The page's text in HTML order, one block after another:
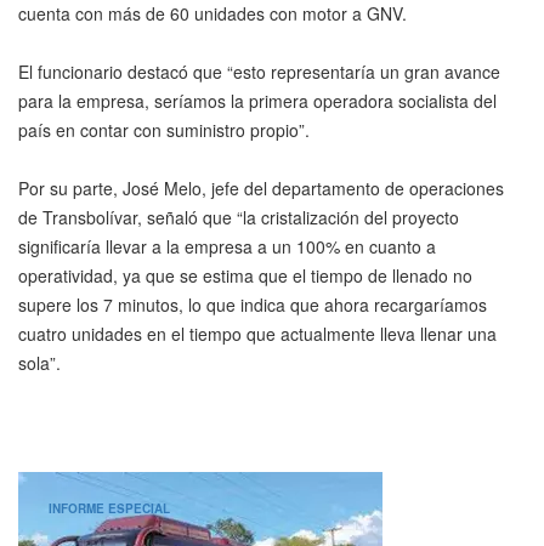
cuenta con más de 60 unidades con motor a GNV.
El funcionario destacó que “esto representaría un gran avance
para la empresa, seríamos la primera operadora socialista del
país en contar con suministro propio”.
Por su parte, José Melo, jefe del departamento de operaciones
de Transbolívar, señaló que “la cristalización del proyecto
significaría llevar a la empresa a un 100% en cuanto a
operatividad, ya que se estima que el tiempo de llenado no
supere los 7 minutos, lo que indica que ahora recargaríamos
cuatro unidades en el tiempo que actualmente lleva llenar una
sola”.
INFORME ESPECIAL